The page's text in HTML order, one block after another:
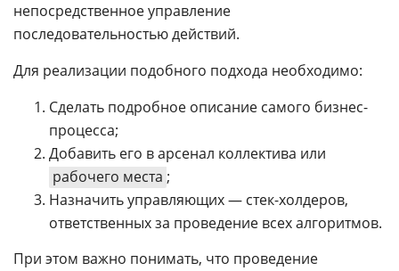
непосредственное управление
последовательностью действий.
Для реализации подобного подхода необходимо:
Сделать подробное описание самого бизнес-
процесса;
Добавить его в арсенал коллектива или
рабочего места ;
Назначить управляющих — стек-холдеров,
ответственных за проведение всех алгоритмов.
При этом важно понимать, что проведение